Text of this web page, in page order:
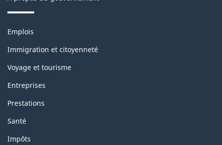
i
s
p
a
g
e
c
k
Thèmes
sujets
Emplois
Immigration et citoyenneté
Voyage et tourisme
Entreprises
Prestations
Santé
Impôts